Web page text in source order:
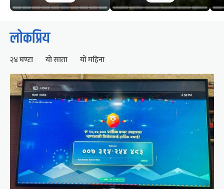
लोकप्रिय
२४ घण्टा यो साता यो महिना